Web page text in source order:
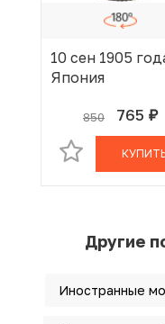
10 сен 1905
Япония
850 765 руб.
В
Другие
Иностранные